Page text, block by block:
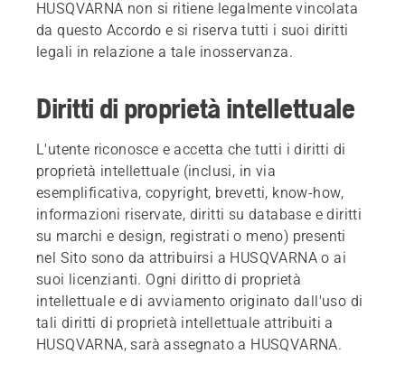
HUSQVARNA non si ritiene legalmente vincolata
da questo Accordo e si riserva tutti i suoi diritti
legali in relazione a tale inosservanza.
Diritti di proprietà intellettuale
L'utente riconosce e accetta che tutti i diritti di
proprietà intellettuale (inclusi, in via
esemplificativa, copyright, brevetti, know-how,
informazioni riservate, diritti su database e diritti
su marchi e design, registrati o meno) presenti
nel Sito sono da attribuirsi a HUSQVARNA o ai
suoi licenzianti. Ogni diritto di proprietà
intellettuale e di avviamento originato dall'uso di
tali diritti di proprietà intellettuale attribuiti a
HUSQVARNA, sarà assegnato a HUSQVARNA.